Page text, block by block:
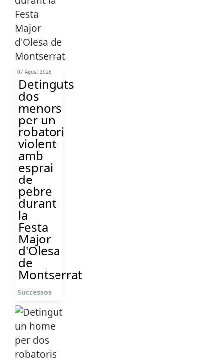
07 Agost 2026
Detinguts
dos
menors
per un
robatori
violent
amb
esprai
de
pebre
durant
la
Festa
Major
d'Olesa
de
Montserrat
Successos